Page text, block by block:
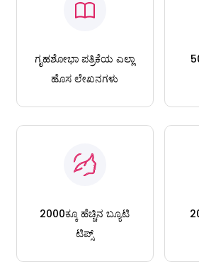
ಗೃಹಶೋಭಾ ಪತ್ರಿಕೆಯ ಎಲ್ಲಾ
ಹೊಸ ಲೇಖನಗಳು
2000ಕ್ಕೂ ಹೆಚ್ಚಿನ ಬ್ಯೂಟಿ
ಟಿಪ್ಸ್